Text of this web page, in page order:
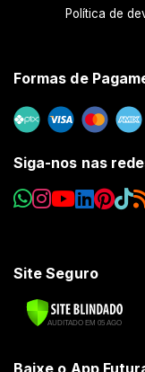
Política de
Formas de
Siga-nos nas
Site Seguro